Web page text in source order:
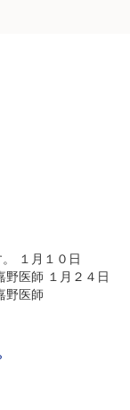
１月１０日
医師 １月２４日
野医師